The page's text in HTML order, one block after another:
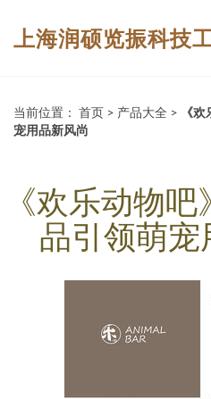
上海润硕览振科技
当前位置： 首页 > 产品大全 >
《
宠用品新风尚
《欢乐动物
品引领萌宠